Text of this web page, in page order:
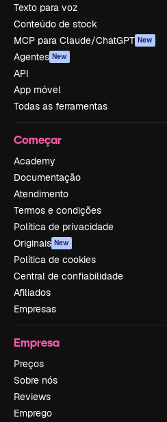
Texto para voz
Conteúdo de stock
MCP para Claude/ChatGPT New
Agentes New
API
App móvel
Todas as ferramentas
Começar
Academy
Documentação
Atendimento
Termos e condições
Política de privacidade
Originais New
Política de cookies
Central de confiabilidade
Afiliados
Empresas
Empresa
Preços
Sobre nós
Reviews
Emprego